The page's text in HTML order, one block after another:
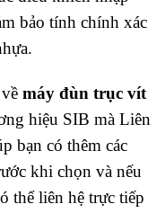
bảo tính chính xác
máy đùn trục vít
hiệu SIB mà Liên
bạn có thêm các
khi chọn và nếu
thể liên hệ trực tiếp